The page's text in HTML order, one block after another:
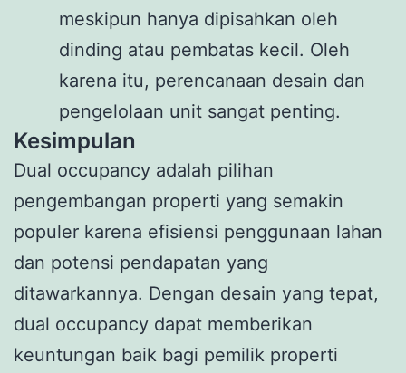
meskipun hanya dipisahkan oleh
dinding atau pembatas kecil. Oleh
karena itu, perencanaan desain dan
pengelolaan unit sangat penting.
Kesimpulan
Dual occupancy adalah pilihan
pengembangan properti yang semakin
populer karena efisiensi penggunaan lahan
dan potensi pendapatan yang
ditawarkannya. Dengan desain yang tepat,
dual occupancy dapat memberikan
keuntungan baik bagi pemilik properti